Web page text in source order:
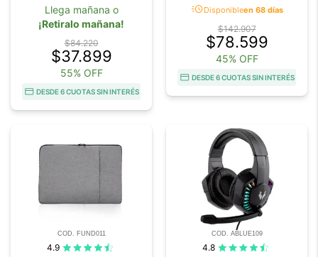
Llega mañana o
¡Retiralo mañana!
$84.220
$37.899
55% OFF
DESDE 6 CUOTAS SIN INTERÉS
acuteDisponibleen 68 días
$142.907
$78.599
45% OFF
DESDE 6 CUOTAS SIN INTERÉS
COD. FUND011
4.9
COD. ABLUE109
4.8